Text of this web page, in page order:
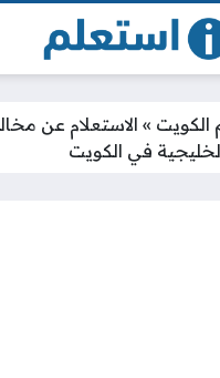
الكويت » الاستعلام عن
في الكويت